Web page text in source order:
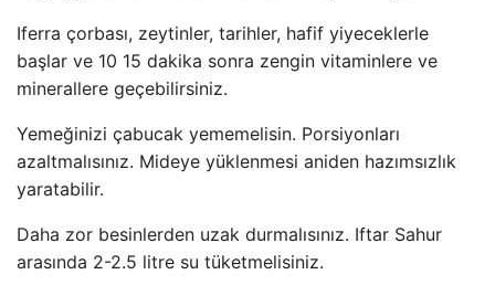
Iferra çorbası, zeytinler, tarihler, hafif yiyeceklerle
başlar ve 10 15 dakika sonra zengin vitaminlere ve
minerallere geçebilirsiniz.
Yemeğinizi çabucak yememelisin. Porsiyonları
azaltmalısınız. Mideye yüklenmesi aniden hazımsızlık
yaratabilir.
Daha zor besinlerden uzak durmalısınız. Iftar Sahur
arasında 2-2.5 litre su tüketmelisiniz.